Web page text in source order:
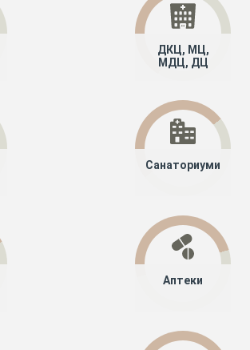
ДКЦ, МЦ,
МДЦ, ДЦ
Санаториуми
Аптеки